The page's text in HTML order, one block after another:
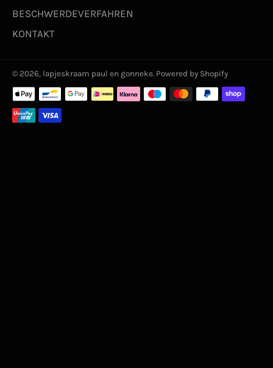
BESCHWERDEVERFAHREN
KONTAKT
© 2026, lapjeskraam paul en gonneke. Powered by Shopify
Zahlungsmethoden